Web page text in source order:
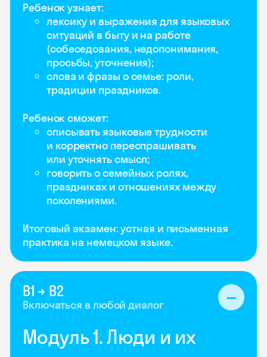
Ребенок узнает:
лексику и выражения для языковых
ситуаций в быту и на работе
(собеседования, недопонимания,
просьбы, уточнения);
слова и фразы о семье: роли,
традиции праздников.
Ребенок сможет:
описывать языковые трудности
и корректно переспрашивать
или уточнять смысл;
говорить о семейных ролях,
праздниках и отношениях между
поколениями.
Итоговый экзамен: устная и письменная
практика на немецком языке.
B1 → B2
Включаться в любой диалог
Модуль 1. Люди и их